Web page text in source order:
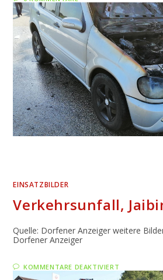
EINSATZBILDER
Verkehrsunfall,
Quelle: Dorfener Anzeiger weitere
Dorfener Anzeiger
KOMMENTARE DEAKTIVIERT